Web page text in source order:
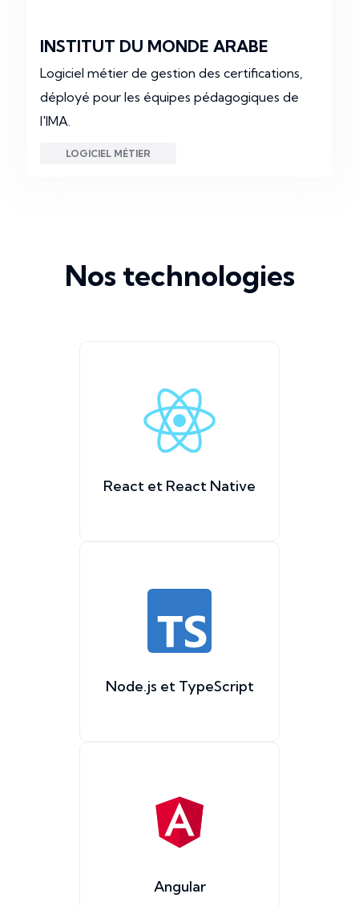
INSTITUT DU MONDE ARABE
Logiciel métier de gestion des certifications,
déployé pour les équipes pédagogiques de
l'IMA.
LOGICIEL MÉTIER
Nos technologies
React et React Native
Node.js et TypeScript
Angular